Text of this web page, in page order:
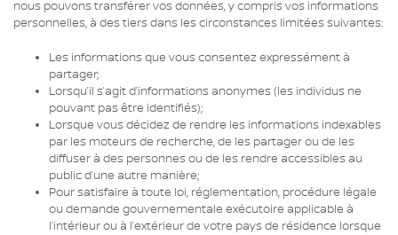
nous pouvons transférer vos données, y compris vos informations
personnelles, à des tiers dans les circonstances limitées suivantes:
Les informations que vous consentez expressément à
partager;
Lorsqu’il s’agit d’informations anonymes (les individus ne
pouvant pas être identifiés);
Lorsque vous décidez de rendre les informations indexables
par les moteurs de recherche, de les partager ou de les
diffuser à des personnes ou de les rendre accessibles au
public d’une autre manière;
Pour satisfaire à toute loi, réglementation, procédure légale
ou demande gouvernementale exécutoire applicable à
l’intérieur ou à l’extérieur de votre pays de résidence lorsque